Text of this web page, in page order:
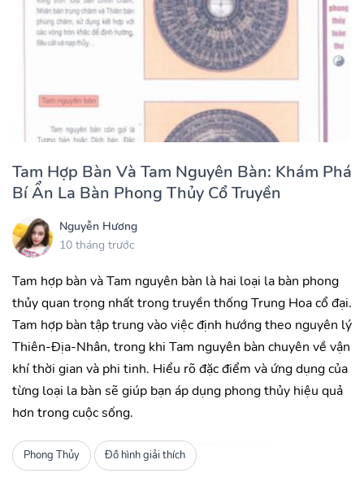
Tam Hợp Bàn Và Tam Nguyên Bàn: Khám Phá
Bí Ẩn La Bàn Phong Thủy Cổ Truyền
Nguyễn Hương
10 tháng trước
Tam hợp bàn và Tam nguyên bàn là hai loại la bàn phong
thủy quan trọng nhất trong truyền thống Trung Hoa cổ đại.
Tam hợp bàn tập trung vào việc định hướng theo nguyên lý
Thiên-Địa-Nhân, trong khi Tam nguyên bàn chuyên về vận
khí thời gian và phi tinh. Hiểu rõ đặc điểm và ứng dụng của
từng loại la bàn sẽ giúp bạn áp dụng phong thủy hiệu quả
hơn trong cuộc sống.
Phong Thủy Đồ hình giải thích